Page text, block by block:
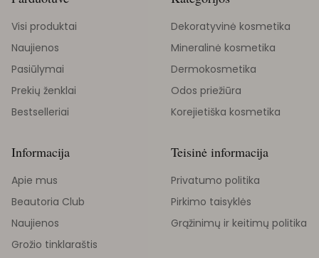
Visi produktai
Naujienos
Pasiūlymai
Prekių ženklai
Bestselleriai
Dekoratyvinė kosmetika
Mineralinė kosmetika
Dermokosmetika
Odos priežiūra
Korejietiška kosmetika
Informacija
Apie mus
Beautoria Club
Naujienos
Grožio tinklaraštis
Teisinė informacija
Privatumo politika
Pirkimo taisyklės
Grąžinimų ir keitimų politika